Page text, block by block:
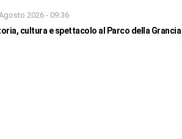
2026 - 09:36
cultura e spettacolo al Parco della Grancia